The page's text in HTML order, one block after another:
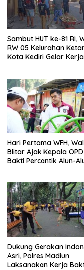
Sambut HUT ke-81 RI,
RW 05 Kelurahan
Kota Kediri Gelar
Hari Pertama WFH,
Blitar Ajak Kepala
Bakti Percantik Alun-
Dukung Gerakan
Asri, Polres Madiun
Laksanakan Kerja